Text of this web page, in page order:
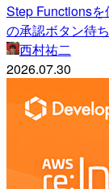
Step Functions
の承認ボタン待
西村祐二
2026.07.30